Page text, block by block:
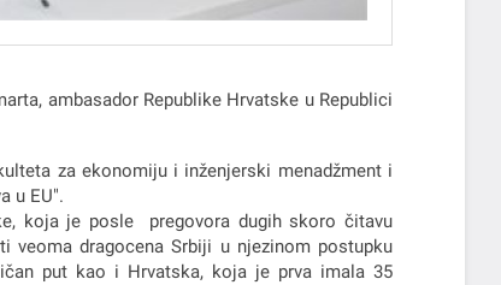
ambasador Republike Hrvatske u Republici
za ekonomiju i inženjerski menadžment i
u EU".
koja je posle pregovora dugih skoro čitavu
veoma dragocena Srbiji u njezinom postupku
put kao i Hrvatska, koja je prva imala 35